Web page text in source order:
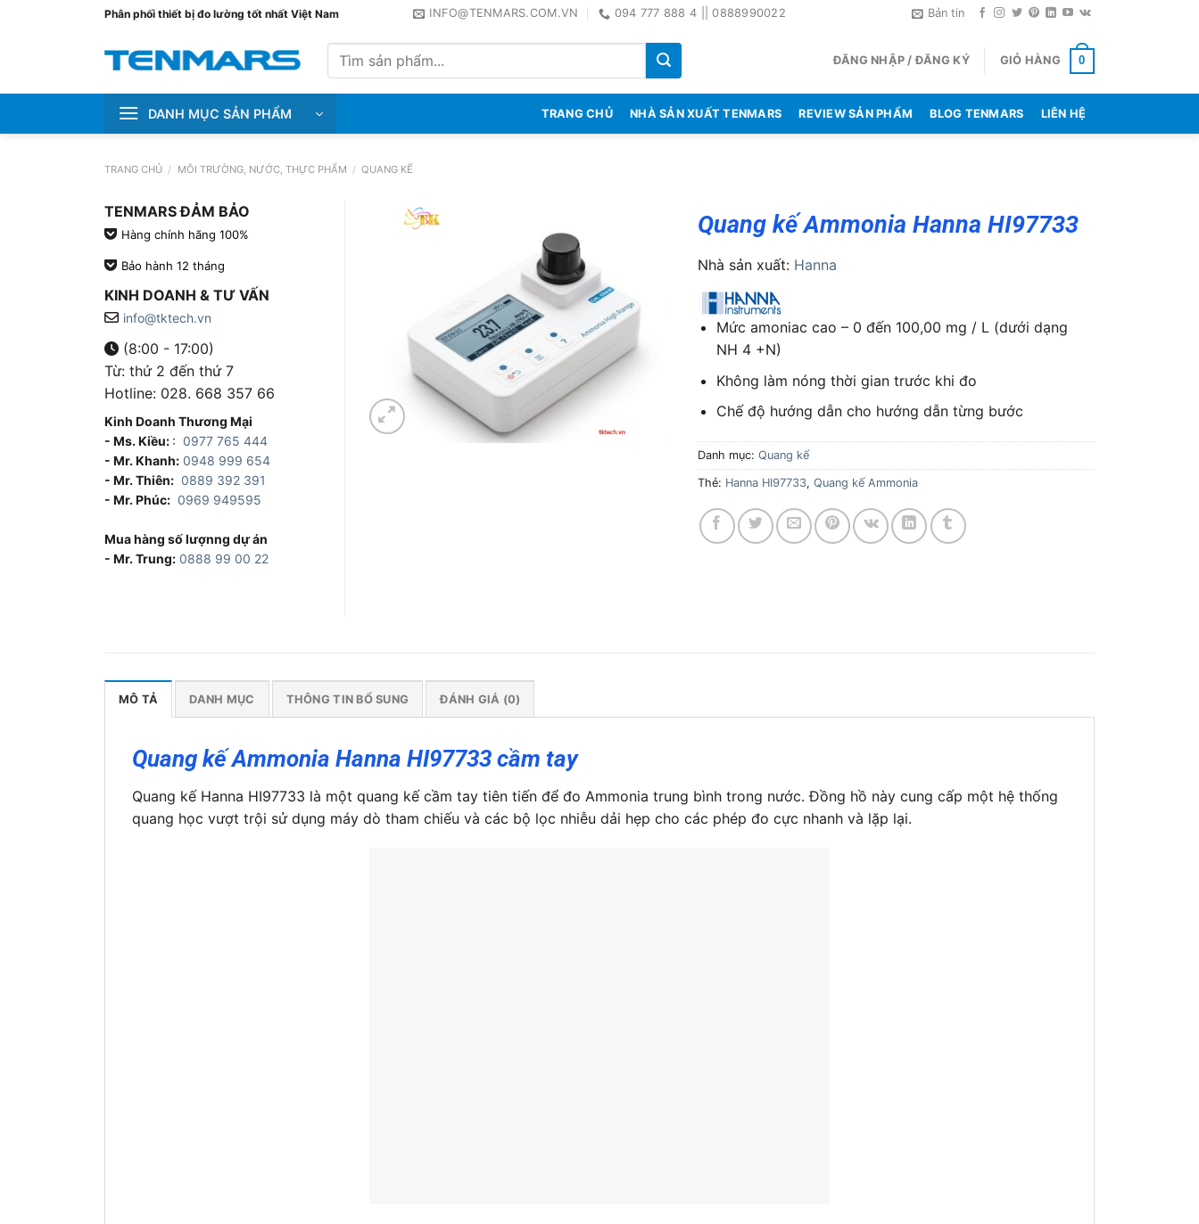
Phân phối thiết bị đo lường tốt nhất Việt Nam INFO@TENMARS.COM.VN 094 777 888 4 || 0888990022 Bản tin
kiếm:
ĐĂNG NHẬP / ĐĂNG KÝ GIỎ HÀNG 0
DANH MỤC SẢN PHẨM TRANG CHỦ NHÀ SẢN XUẤT TENMARS REVIEW SẢN PHẨM BLOG TENMARS LIÊN HỆ
TRANG CHỦ / MÔI TRƯỜNG, NƯỚC, THỰC PHẨM / QUANG KẾ
Quang kế Ammonia Hanna HI97733
Nhà sản xuất: Hanna
Mức amoniac cao – 0 đến 100,00 mg / L (dưới dạng
NH 4 +N)
Không làm nóng thời gian trước khi đo
Chế độ hướng dẫn cho hướng dẫn từng bước
Danh mục: Quang kế
Thẻ: Hanna HI97733, Quang kế Ammonia
TENMARS ĐẢM BẢO
Hàng chính hãng 100%
Bảo hành 12 tháng
KINH DOANH & TƯ VẤN
info@tktech.vn
(8:00 - 17:00)
Từ: thứ 2 đến thứ 7
Hotline: 028. 668 357 66
Kinh Doanh Thương Mại
- Ms. Kiều: : 0977 765 444
- Mr. Khanh: 0948 999 654
- Mr. Thiên: 0889 392 391
- Mr. Phúc: 0969 949595
Mua hàng số lượnng dự án
- Mr. Trung: 0888 99 00 22
MÔ TẢ DANH MỤC THÔNG TIN BỔ SUNG ĐÁNH GIÁ (0)
Quang kế Ammonia Hanna HI97733 cầm tay
Quang kế Hanna HI97733 là một quang kế cầm tay tiên tiến để đo Ammonia trung bình trong nước. Đồng hồ này cung cấp một hệ thống
quang học vượt trội sử dụng máy dò tham chiếu và các bộ lọc nhiễu dải hẹp cho các phép đo cực nhanh và lặp lại.